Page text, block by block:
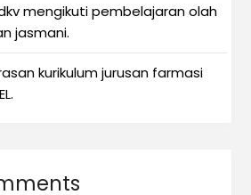
mengikuti pembelajaran olah
jasmani.
kurikulum jurusan farmasi